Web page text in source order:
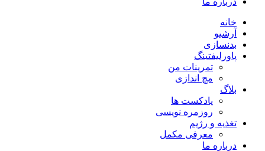
خانه
آرشیو
بدنسازی
پاورلیفتینگ
تمرینات من
مچ اندازی
بلاگ
پادکست ها
روزمره نویسی
تغذیه و رژیم
معرفی مکمل
درباره ما